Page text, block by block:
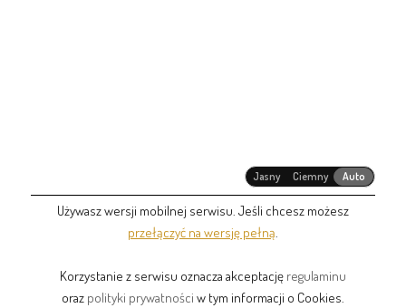
Jasny Ciemny Auto
Używasz wersji mobilnej serwisu. Jeśli chcesz możesz
przełączyć na wersję pełną
Korzystanie z serwisu oznacza akceptację regulaminu
oraz polityki prywatności w tym informacji o Cookies.